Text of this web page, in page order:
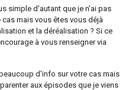
simple d'autant que je n'ai pas
mais vous êtes vous déjà
et la déréalisation ? Si ce
à vous renseigner via
d'info sur votre cas mais
aux épisodes que je viens